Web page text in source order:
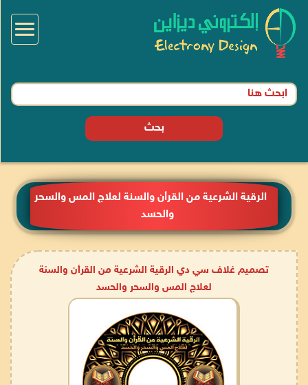
بحث
الرقية الشرعية من القرأن والسنة لعلاج المس والسحر
والحسد
تصميم غلاف سي دي الرقية الشرعية من القرأن والسنة
لعلاج المس والسحر والحسد